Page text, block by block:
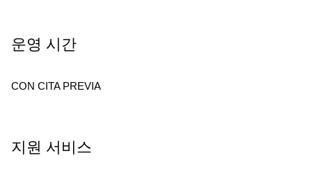
운영 시간
CON CITA PREVIA
지원 서비스